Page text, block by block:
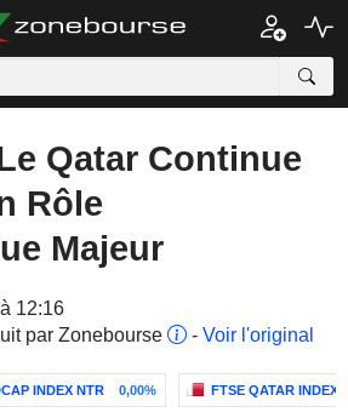
Qatar Continue
Rôle
Majeur
12:16
par Zonebourse
- Voir l'original
INDEX NTR 0,00% FTSE QATAR INDEX